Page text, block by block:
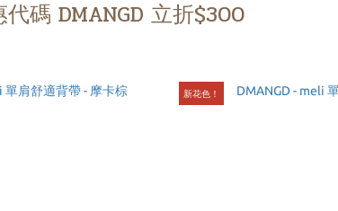
碼 DMANGD 立折$300
新花色！